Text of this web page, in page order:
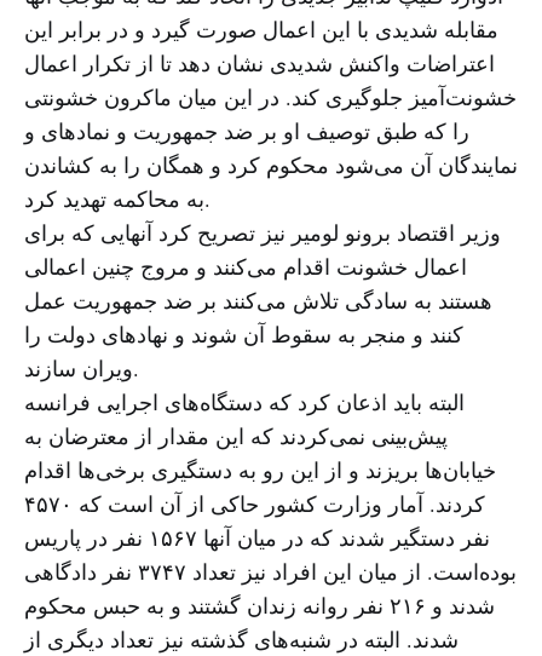
مقابله شدیدی با این اعمال صورت گیرد و در برابر این
اعتراضات واکنش شدیدی نشان دهد تا از تکرار اعمال
خشونت‌آمیز جلوگیری کند. در این میان ماکرون خشونتی
را که طبق توصیف او بر ضد جمهوریت و نمادهای و
نمایندگان آن می‌شود محکوم کرد و همگان را به کشاندن
به محاکمه تهدید کرد.
وزیر اقتصاد برونو لومیر نیز تصریح کرد آنهایی که برای
اعمال خشونت اقدام می‌کنند و مروج چنین اعمالی
هستند به سادگی تلاش می‌کنند بر ضد جمهوریت عمل
کنند و منجر به سقوط آن شوند و نهادهای دولت را
ویران سازند.
البته باید اذعان کرد که دستگاه‌های اجرایی فرانسه
پیش‌بینی نمی‌کردند که این مقدار از معترضان به
خیابان‌ها بریزند و از این رو به دستگیری برخی‌ها اقدام
کردند. آمار وزارت کشور حاکی از آن است که ۴۵۷۰
نفر دستگیر شدند که در میان آنها ۱۵۶۷ نفر در پاریس
بوده‌است. از میان این افراد نیز تعداد ۳۷۴۷ نفر دادگاهی
شدند و ۲۱۶ نفر روانه زندان گشتند و به حبس محکوم
شدند. البته در شنبه‌های گذشته نیز تعداد دیگری از